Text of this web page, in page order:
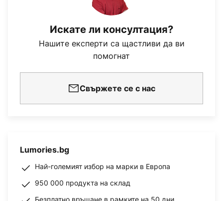
Искате ли консултация?
Нашите експерти са щастливи да ви
помогнат
Свържете се с нас
Lumories.bg
Най-големият избор на марки в Европа
950 000 продукта на склад